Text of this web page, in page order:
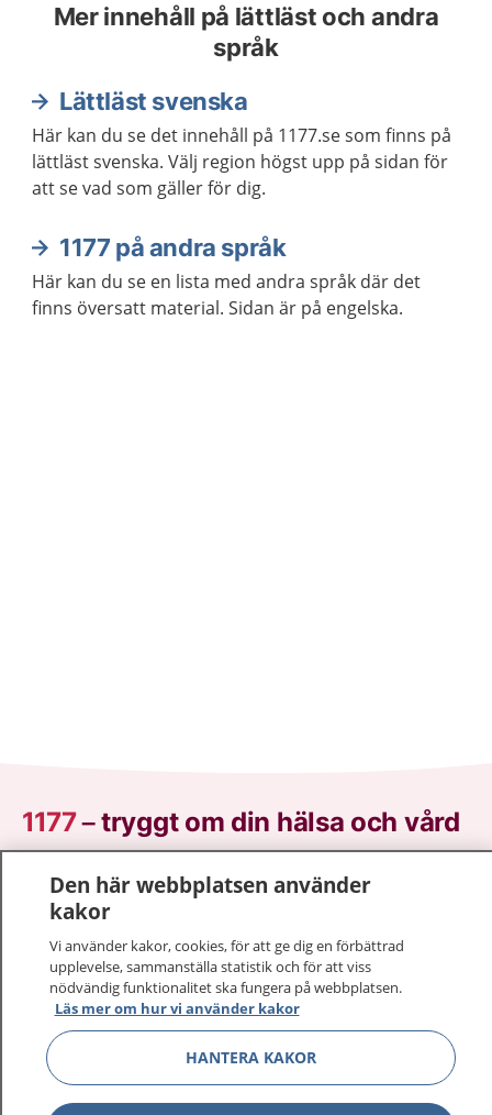
Mer innehåll på lättläst och andra
språk
Lättläst svenska
Här kan du se det innehåll på 1177.se som finns på
lättläst svenska. Välj region högst upp på sidan för
att se vad som gäller för dig.
1177 på andra språk
Här kan du se en lista med andra språk där det
finns översatt material. Sidan är på engelska.
1177–tryggt om din hälsa och vård
På 1177.se får du råd om hälsa och information om
sjukdomar och vilka mottagningar du kan kontakta.
Logga in för att läsa din journal och göra dina
vårdärenden. Ring telefonnummer 1177 för
sjukvårdsrådgivning dygnet runt.
1177 ger dig råd när du vill må bättre.
Den här webbplatsen använder
kakor
Vi använder kakor, cookies, för att ge dig en förbättrad
upplevelse, sammanställa statistik och för att viss
nödvändig funktionalitet ska fungera på webbplatsen.
Läs mer om hur vi använder kakor
HANTERA KAKOR